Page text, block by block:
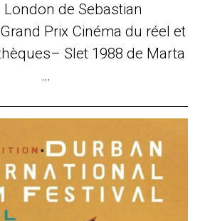
London de Sebastian
Prix Cinéma du réel et
Slet 1988 de Marta
…